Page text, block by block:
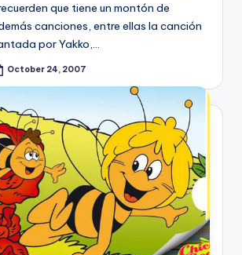
que tiene un montón de
canciones, entre ellas la canción
por Yakko,…
October 24, 2007